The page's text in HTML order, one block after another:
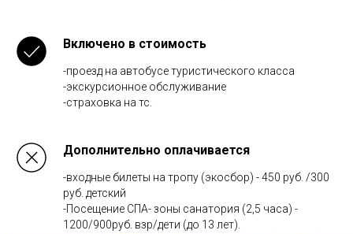
Включено в стоимость
-проезд на автобусе туристического класса
-экскурсионное обслуживание
-страховка на тс.
Дополнительно оплачивается
-входные билеты на тропу (экосбор) - 450 руб. /300
руб. детский
-Посещение СПА- зоны санатория (2,5 часа) -
1200/900руб. взр/дети (до 13 лет).